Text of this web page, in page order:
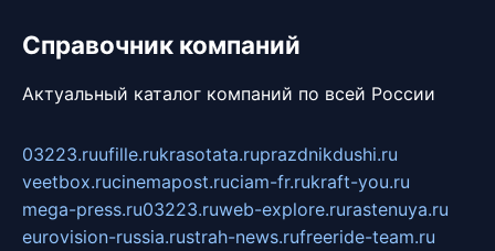
Справочник компаний
Актуальный каталог компаний по всей России
03223.ruufille.rukrasotata.ruprazdnikdushi.ru
veetbox.rucinemapost.ruciam-fr.rukraft-you.ru
mega-press.ru03223.ruweb-explore.rurastenuya.ru
eurovision-russia.rustrah-news.rufreeride-team.ru